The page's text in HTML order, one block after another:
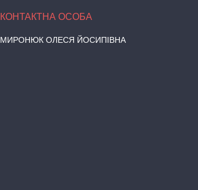
МИРОНЮК ОЛЕСЯ ЙОСИПІВНА